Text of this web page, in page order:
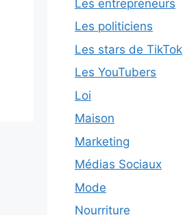
Les entrepreneurs
Les politiciens
Les stars de TikTok
Les YouTubers
Loi
Maison
Marketing
Médias Sociaux
Mode
Nourriture